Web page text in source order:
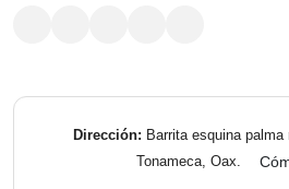
Dirección: Barrita esquina
Tonameca, Oax.